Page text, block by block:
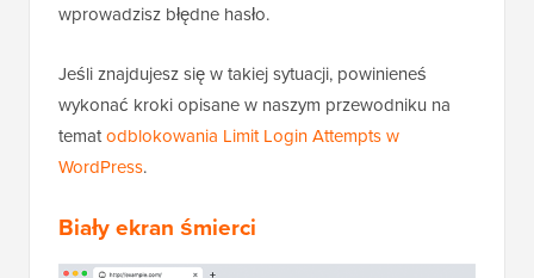
wprowadzisz błędne hasło.
Jeśli znajdujesz się w takiej sytuacji, powinieneś
wykonać kroki opisane w naszym przewodniku na
tematodblokowania Limit Login Attempts w
WordPress.
Biały ekran śmierci